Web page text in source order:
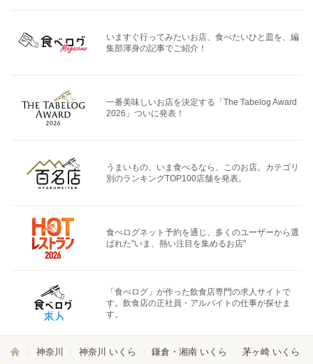
いますぐ行ってみたいお店、食べたいひと皿を、編
集部渾身の記事でご紹介！
一番美味しいお店を決定する「The Tabelog Award
2026」ついに発表！
うまいもの、いま食べるなら、このお店。カテゴリ
別のランキングTOP100店舗を発表。
食べログネット予約を通じ、多くのユーザーから選
ばれた"いま、熱い注目を集めるお店"
「食べログ」が作った飲食店専門の求人サイトで
す。飲食店の正社員・アルバイトの仕事が探せま
す。
神奈川 神奈川 いくら 鎌倉・湘南 いくら 茅ヶ崎 いくら